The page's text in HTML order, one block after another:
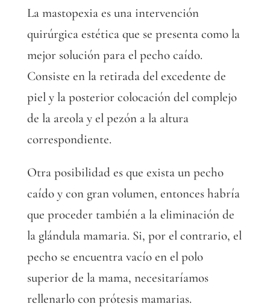
La mastopexia es una intervención
quirúrgica estética que se presenta como la
mejor solución para el pecho caído.
Consiste en la retirada del excedente de
piel y la posterior colocación del complejo
de la areola y el pezón a la altura
correspondiente.
Otra posibilidad es que exista un pecho
caído y con gran volumen, entonces habría
que proceder también a la eliminación de
la glándula mamaria. Si, por el contrario, el
pecho se encuentra vacío en el polo
superior de la mama, necesitaríamos
rellenarlo con prótesis mamarias.